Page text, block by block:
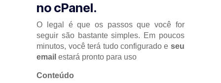
no cPanel.
O legal é que os passos que você for
seguir são bastante simples. Em poucos
minutos, você terá tudo configurado e seu
email estará pronto para uso
Conteúdo